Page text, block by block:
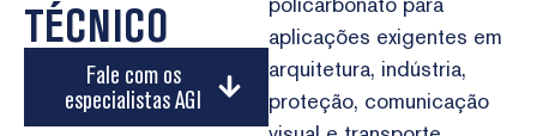
TÉCNICO
Fale com os
especialistas AGI
aplicações exigentes em
arquitetura, indústria,
proteção, comunicação